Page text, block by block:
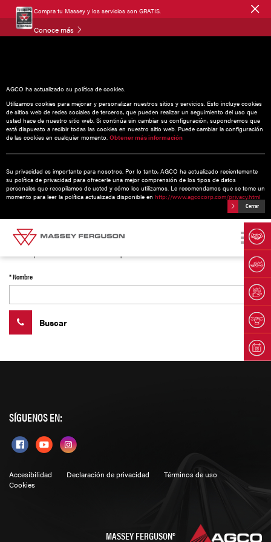
Compra tu Massey y los servicios son GRATIS.
Conoce más
AGCO ha actualizado su política de cookies.
Utilizamos cookies para mejorar y personalizar nuestros sitios y servicios. Esto incluye cookies
de sitios web de redes sociales de terceros, que pueden realizar un seguimiento del uso que
usted hace de nuestro sitio web. Si continúa sin cambiar su configuración, supondremos que
está dispuesto a recibir todas las cookies en nuestro sitio web. Puede cambiar la configuración
de las cookies en cualquier momento. Obtener más información
Su privacidad es importante para nosotros. Por lo tanto, AGCO ha actualizado recientemente
su política de privacidad para ofrecerle una mejor comprensión de los tipos de datos
personales que recopilamos de usted y cómo los utilizamos. Le recomendamos que se tome un
momento para leer la política actualizada disponible en http://www.agcocorp.com/privacy.html
Cerrar
distribuidores
Encuentre su distribuidor más cercano
Búsqueda alternativa por nombre del distribuidor
* Nombre
Buscar
SÍGUENOS EN:
Accesibilidad Declaración de privacidad
Términos de uso
Cookies
MASSEY FERGUSON®